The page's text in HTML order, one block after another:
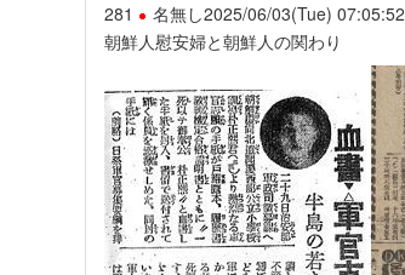
281 名無し2025/06/03(Tue) 07:05:52
朝鮮人慰安婦と朝鮮人の関わり